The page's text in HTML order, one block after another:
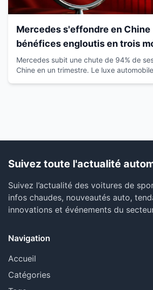
Mercedes s'effondre en Chine
bénéfices engloutis en trois
européen vacille
Mercedes subit une chute de 94% de
Chine en un trimestre. Le luxe
Suivez toute l'actualité
Suivez l’actualité des voitures de
infos chaudes, nouveautés auto,
innovations et événements du
Navigation
Accueil
Catégories